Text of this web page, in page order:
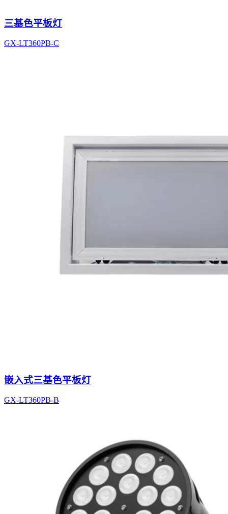
三基色平板灯
GX-LT360PB-C
嵌入式三基色平板灯
GX-LT360PB-B